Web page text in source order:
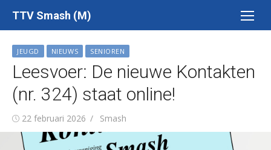
naar
inhoud
TTV Smash (M)
JEUGD NIEUWS SENIOREN
Leesvoer: De nieuwe Kontakten
(nr. 324) staat online!
Gepubliceerd
op
22 februari 2026 Auteur
Smash